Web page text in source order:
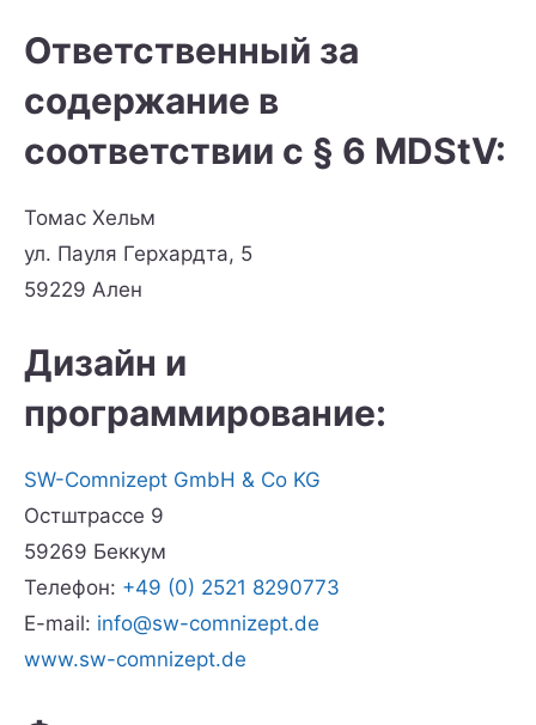
Ответственный за
содержание в
соответствии с § 6 MDStV:
Томас Хельм
ул. Пауля Герхардта, 5
59229 Ален
Дизайн и
программирование:
SW-Comnizept GmbH & Co KG
Остштрассе 9
59269 Беккум
Телефон: +49 (0) 2521 8290773
E-mail: info@sw-comnizept.de
www.sw-comnizept.de